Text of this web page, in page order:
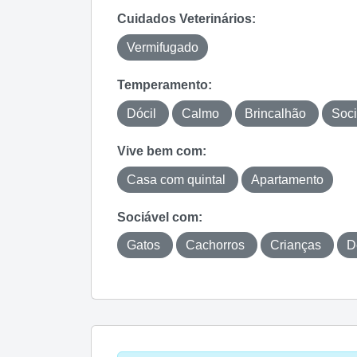
Cuidados Veterinários:
Vermifugado
Temperamento:
Dócil Calmo Brincalhão
Vive bem com:
Casa com quintal Apartamento
Sociável com:
Gatos Cachorros Crianças